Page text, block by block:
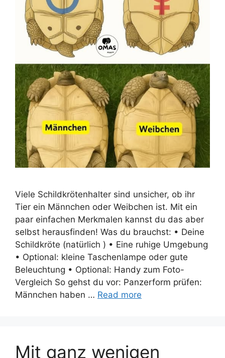
Viele Schildkrötenhalter sind unsicher, ob ihr
Tier ein Männchen oder Weibchen ist. Mit ein
paar einfachen Merkmalen kannst du das aber
selbst herausfinden! Was du brauchst: • Deine
Schildkröte (natürlich ) • Eine ruhige Umgebung
• Optional: kleine Taschenlampe oder gute
Beleuchtung • Optional: Handy zum Foto-
Vergleich So gehst du vor: Panzerform prüfen:
Männchen haben … Read more
Mit ganz wenigen